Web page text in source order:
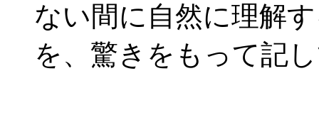
ない間に自然に理解
を、驚きをもって記